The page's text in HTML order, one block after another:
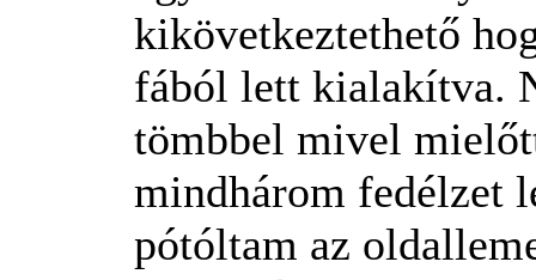
kikövetkeztethető
fából lett kialakítva.
tömbbel mivel
mindhárom fedélzet
pótóltam az